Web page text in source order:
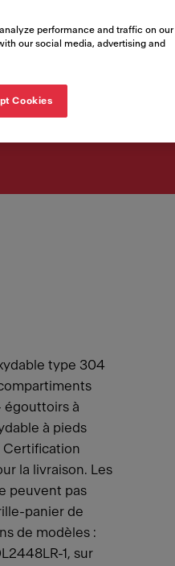
Service
Article Number
253.0221.217
type 304
égouttoirs à
à pieds
Certification
la livraison. Les
peuvent pas
panier de
de modèles :
1, sur
performance and traffic on our
our social media, advertising and
Cookies